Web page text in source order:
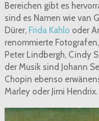
Bereichen gibt es
sind es Namen wie van
Dürer, Frida Kahlo oder
renommierte
Peter Lindbergh, Cindy
der Musik sind Johann
Chopin ebenso
Marley oder Jimi Hendrix.